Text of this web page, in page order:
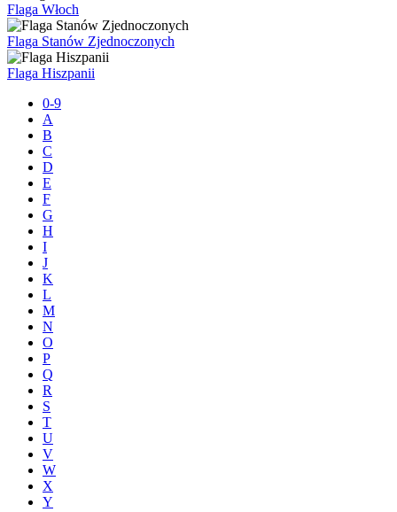
Flaga Włoch
Flaga Stanów Zjednoczonych
Flaga Hiszpanii
0-9
A
B
C
D
E
F
G
H
I
J
K
L
M
N
O
P
Q
R
S
T
U
V
W
X
Y